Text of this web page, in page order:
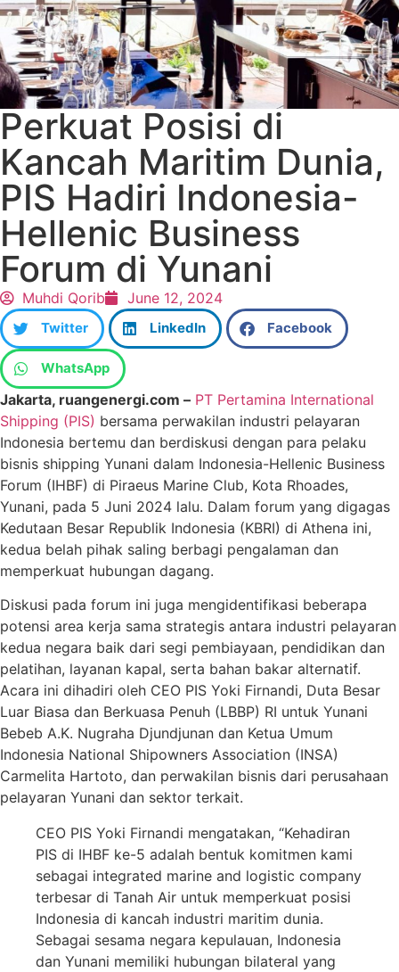
Perkuat Posisi di
Kancah Maritim Dunia,
PIS Hadiri Indonesia-
Hellenic Business
Forum di Yunani
Muhdi Qorib June 12, 2024
Twitter LinkedIn Facebook
WhatsApp
Jakarta, ruangenergi.com – PT Pertamina International
Shipping (PIS) bersama perwakilan industri pelayaran
Indonesia bertemu dan berdiskusi dengan para pelaku
bisnis shipping Yunani dalam Indonesia-Hellenic Business
Forum (IHBF) di Piraeus Marine Club, Kota Rhoades,
Yunani, pada 5 Juni 2024 lalu. Dalam forum yang digagas
Kedutaan Besar Republik Indonesia (KBRI) di Athena ini,
kedua belah pihak saling berbagi pengalaman dan
memperkuat hubungan dagang.
Diskusi pada forum ini juga mengidentifikasi beberapa
potensi area kerja sama strategis antara industri pelayaran
kedua negara baik dari segi pembiayaan, pendidikan dan
pelatihan, layanan kapal, serta bahan bakar alternatif.
Acara ini dihadiri oleh CEO PIS Yoki Firnandi, Duta Besar
Luar Biasa dan Berkuasa Penuh (LBBP) RI untuk Yunani
Bebeb A.K. Nugraha Djundjunan dan Ketua Umum
Indonesia National Shipowners Association (INSA)
Carmelita Hartoto, dan perwakilan bisnis dari perusahaan
pelayaran Yunani dan sektor terkait.
CEO PIS Yoki Firnandi mengatakan, “Kehadiran
PIS di IHBF ke-5 adalah bentuk komitmen kami
sebagai integrated marine and logistic company
terbesar di Tanah Air untuk memperkuat posisi
Indonesia di kancah industri maritim dunia.
Sebagai sesama negara kepulauan, Indonesia
dan Yunani memiliki hubungan bilateral yang